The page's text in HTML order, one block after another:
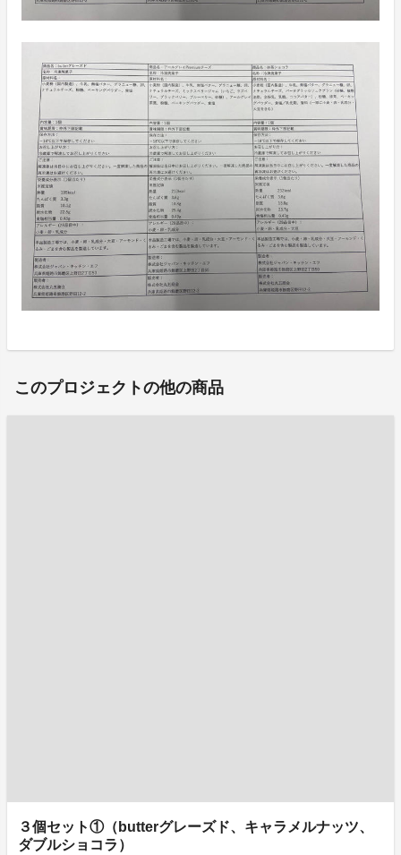
このプロジェクトの他の商品
３個セット①（butterグレーズド、キャラメルナッツ、
ダブルショコラ）